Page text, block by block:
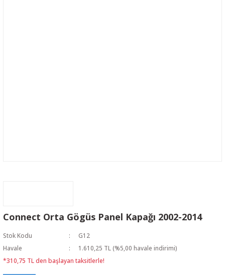
Connect Orta Gögüs Panel Kapağı 2002-2014
Stok Kodu
G12
Havale
1.610,25 TL (%5,00 havale indirimi)
*310,75 TL den başlayan taksitlerle!